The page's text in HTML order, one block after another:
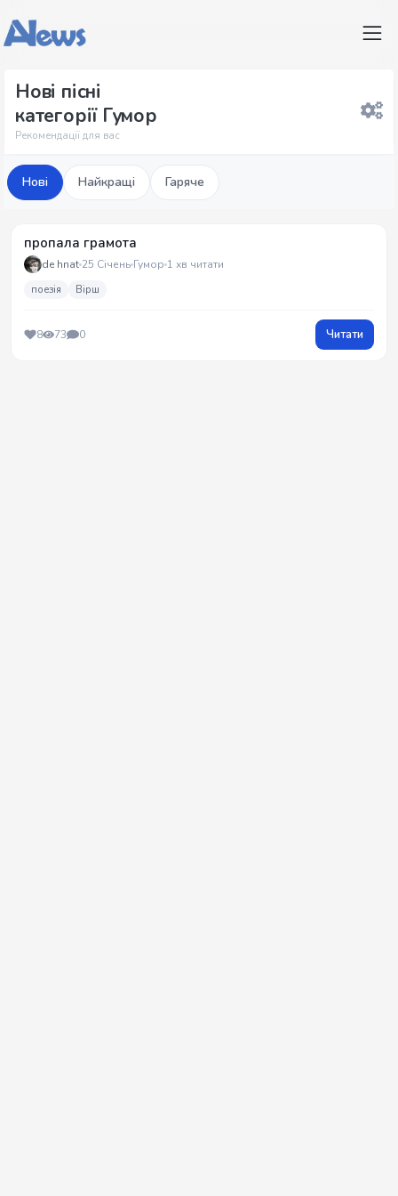
Нові пісні
категорії Гумор
Рекомендації для вас
Нові Найкращі Гаряче
пропала грамота
de hnat 25 Січень Гумор 1 хв читати
поезія Вірш
8 73 0 Читати